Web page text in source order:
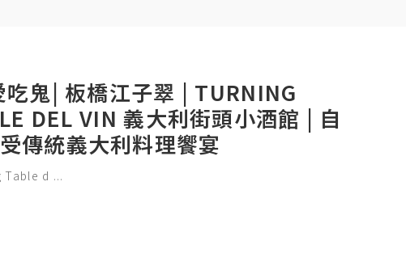
吃鬼| 板橋江子翠 | TURNING
DEL VIN 義大利街頭小酒館 | 自
傳統義大利料理饗宴
Table d ...